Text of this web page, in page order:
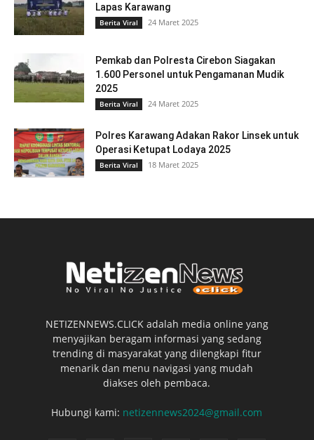
Lapas Karawang
Berita Viral 24 Maret 2025
Pemkab dan Polresta Cirebon Siagakan
1.600 Personel untuk Pengamanan Mudik
2025
Berita Viral 24 Maret 2025
Polres Karawang Adakan Rakor Linsek untuk
Operasi Ketupat Lodaya 2025
Berita Viral 18 Maret 2025
NETIZENNEWS.CLICK adalah media online yang
menyajikan beragam informasi yang sedang
trending di masyarakat yang dilengkapi fitur
menarik dan menu navigasi yang mudah
diakses oleh pembaca.
Hubungi kami: netizennews2024@gmail.com